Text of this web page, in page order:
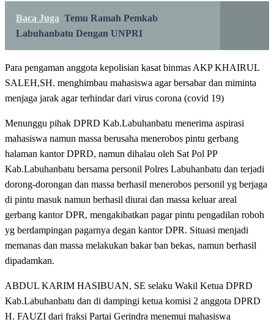
Baca Juga Temu Ramah Pemkab
Labuhanbatu Dengan UNPRI
Para pengaman anggota kepolisian kasat binmas AKP KHAIRUL
SALEH,SH. menghimbau mahasiswa agar bersabar dan miminta
menjaga jarak agar terhindar dari virus corona (covid 19)
Menunggu pihak DPRD Kab.Labuhanbatu menerima aspirasi
mahasiswa namun massa berusaha menerobos pintu gerbang
halaman kantor DPRD, namun dihalau oleh Sat Pol PP
Kab.Labuhanbatu bersama personil Polres Labuhanbatu dan terjadi
dorong-dorongan dan massa berhasil menerobos personil yg berjaga
di pintu masuk namun berhasil diurai dan massa keluar areal
gerbang kantor DPR, mengakibatkan pagar pintu pengadilan roboh
yg berdampingan pagarnya degan kantor DPR. Situasi menjadi
memanas dan massa melakukan bakar ban bekas, namun berhasil
dipadamkan.
ABDUL KARIM HASIBUAN, SE selaku Wakil Ketua DPRD
Kab.Labuhanbatu dan di dampingi ketua komisi 2 anggota DPRD
H. FAUZI dari fraksi Partai Gerindra menemui mahasiswa